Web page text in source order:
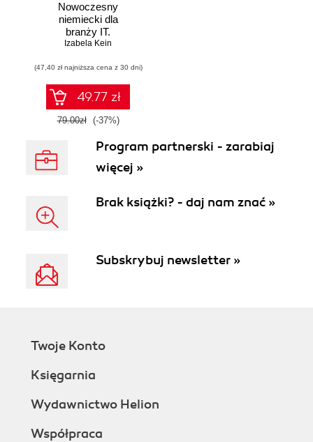
Nowoczesny
niemiecki dla
branży IT.
Praktyczne
ćwiczenia
Izabela Kein
(47,40 zł najniższa cena z 30 dni)
49.77 zł
79.00zł (-37%)
Program partnerski - zarabiaj
więcej »
Brak książki? - daj nam znać »
Subskrybuj newsletter »
Twoje Konto
Księgarnia
Wydawnictwo Helion
Współpraca